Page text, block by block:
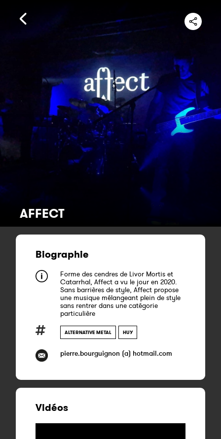
AFFECT
Biographie
Forme des cendres de Livor Mortis et
Catarrhal, Affect a vu le jour en 2020.
Sans barrières de style, Affect propose
une musique mélangeant plein de style
sans rentrer dans une catégorie
particulière
ALTERNATIVE METAL HUY
pierre.bourguignon (a) hotmail.com
Vidéos